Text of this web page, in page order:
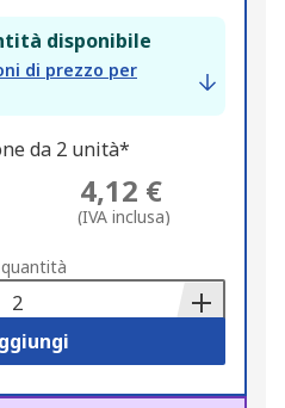
disponibile
di prezzo per
da 2 unità*
4,12 €
(IVA inclusa)